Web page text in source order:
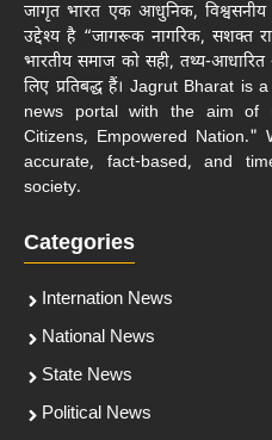
जागृत भारत एक आधुनिक, विश्वसनीय
उद्देश्य है “जागरूक नागरिक, सशक्त
भारतीय समाज को सही, तथ्य-
लिए प्रतिबद्ध हैं। Jagrut Bharat
news portal with the aim of
Citizens, Empowered Nation."
accurate, fact-based, and
society.
Categories
Internation News
National News
State News
Political News